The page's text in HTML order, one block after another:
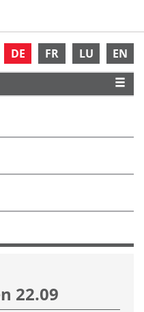
DE FR LU EN
22.09